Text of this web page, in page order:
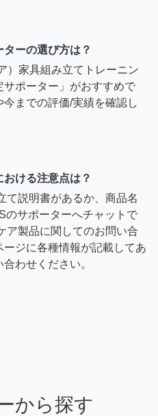
ーの選び方は？
）家具組み立てトレーニン
ポーター」がおすすめで
までの評価/実績を確認し
ける注意点は？
て説明書があるか、商品名
のサポーターへチャットで
ア製品に関してのお問い合
ジに各種情報が記載してあ
わせください。
から探す